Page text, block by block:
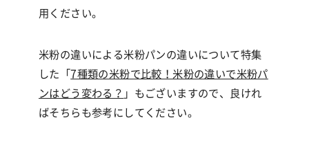
用ください。
米粉の違いによる米粉パンの違いについて特集
した「7種類の米粉で比較！米粉の違いで米粉パ
ンはどう変わる？ 」もございますので、良けれ
ばそちらも参考にしてください。